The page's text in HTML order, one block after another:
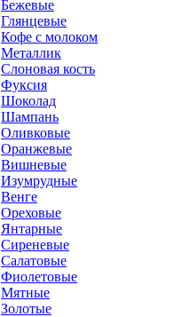
Бежевые
Глянцевые
Кофе с молоком
Металлик
Слоновая кость
Фуксия
Шоколад
Шампань
Оливковые
Оранжевые
Вишневые
Изумрудные
Венге
Ореховые
Янтарные
Сиреневые
Салатовые
Фиолетовые
Мятные
Золотые